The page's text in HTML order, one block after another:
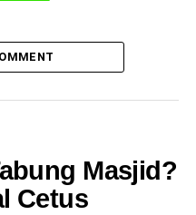
Masjid?
Cetus